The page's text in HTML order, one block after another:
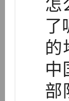
怎
了
的
中
部